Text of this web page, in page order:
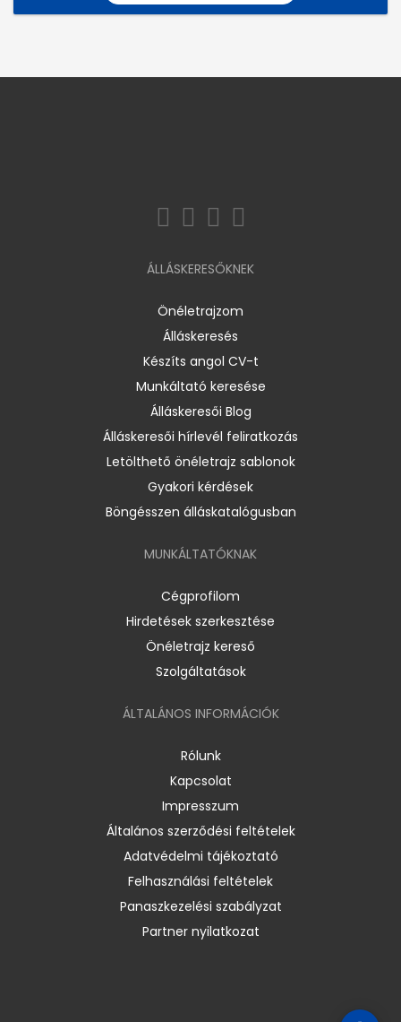
ÁLLÁSKERESŐKNEK
Önéletrajzom
Álláskeresés
Készíts angol CV-t
Munkáltató keresése
Álláskeresői Blog
Álláskeresői hírlevél feliratkozás
Letölthető önéletrajz sablonok
Gyakori kérdések
Böngésszen álláskatalógusban
MUNKÁLTATÓKNAK
Cégprofilom
Hirdetések szerkesztése
Önéletrajz kereső
Szolgáltatások
ÁLTALÁNOS INFORMÁCIÓK
Rólunk
Kapcsolat
Impresszum
Általános szerződési feltételek
Adatvédelmi tájékoztató
Felhasználási feltételek
Panaszkezelési szabályzat
Partner nyilatkozat